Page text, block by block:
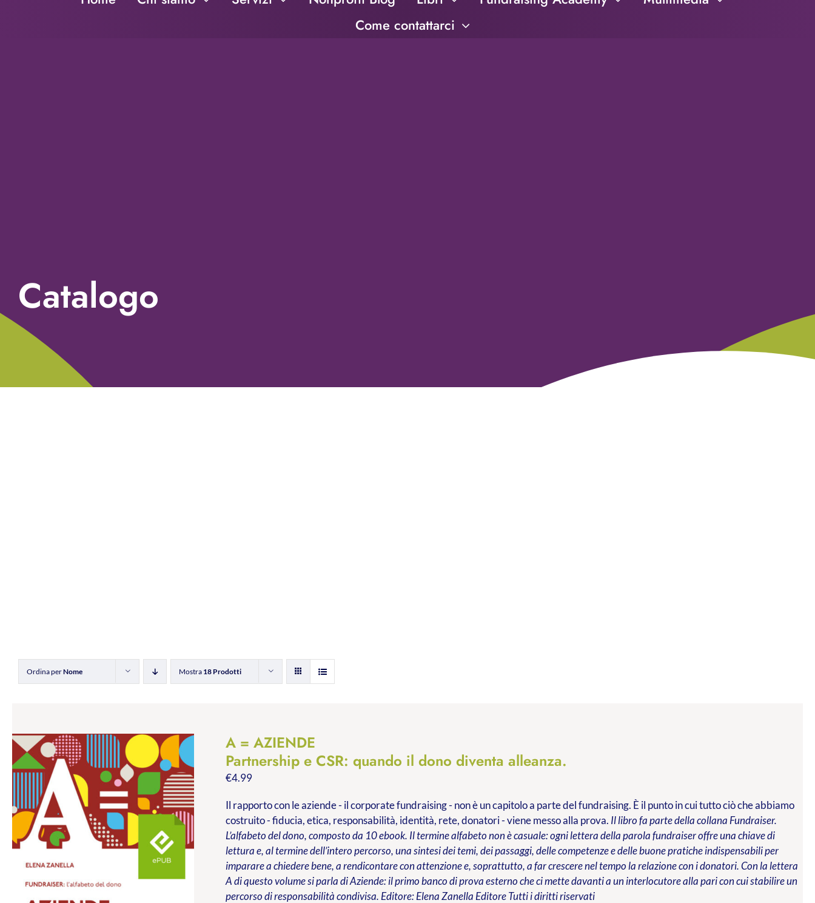
Come contattarci
Catalogo
Ordina perNome Mostra 18 Prodotti
A = AZIENDE
Partnership e CSR: quando il dono diventa alleanza.
€4.99
Il rapporto con le aziende - il corporate fundraising - non è un capitolo a parte del fundraising. È il punto in cui tutto ciò che abbiamo
costruito - fiducia, etica, responsabilità, identità, rete, donatori - viene messo alla prova. Il libro fa parte della collana Fundraiser.
L’alfabeto del dono, composto da 10 ebook. Il termine alfabeto non è casuale: ogni lettera della parola fundraiser offre una chiave di
lettura e, al termine dell’intero percorso, una sintesi dei temi, dei passaggi, delle competenze e delle buone pratiche indispensabili per
imparare a chiedere bene, a rendicontare con attenzione e, soprattutto, a far crescere nel tempo la relazione con i donatori. Con la lettera
A di questo volume si parla di Aziende: il primo banco di prova esterno che ci mette davanti a un interlocutore alla pari con cui stabilire un
percorso di responsabilità condivisa. Editore: Elena Zanella EditoreTutti i diritti riservati